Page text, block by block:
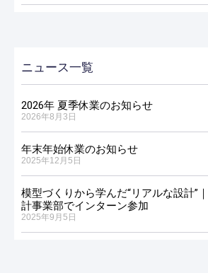
ニュース一覧
2026年 夏季休業のお知らせ
2026年8月3日
年末年始休業のお知らせ
2025年12月5日
模型づくりから学んだ“リアルな設計”
計事業部でインターン参加
2025年9月5日